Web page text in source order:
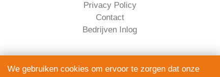
Privacy Policy
Contact
Bedrijven Inlog
We gebruiken cookies om ervoor te zorgen dat onze